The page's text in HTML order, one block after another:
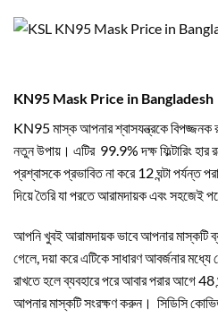
KN95 Mask Price in Bangladesh
KN95 মাস্ক আপনার শ্বাসযন্ত্রকে বিপজ্জনক
নতুন উপায়। এটির 99.9% দক্ষ ফিল্টারিং হার
প্রশ্বাসকে প্রভাবিত না করে 12 ঘন্টা পর্যন্ত
দিয়ে তৈরি যা পরতে আরামদায়ক এবং সহজেই
আপনি খুবই আরামদায়ক ভাবে আপনার মাস্কটি
গেলে, দয়া করে এটিকে সাধারণ আবর্জনার
রাখতে হলে ব্যবহারে পরে আবার পরার আগে 48
আপনার মাস্কটি সংরক্ষণ করুন। সিডিসি